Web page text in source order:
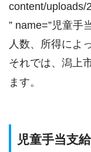
content/uploads/
” name=”児童手
人数、所得によ
それでは、潟上
ます。
児童手当支